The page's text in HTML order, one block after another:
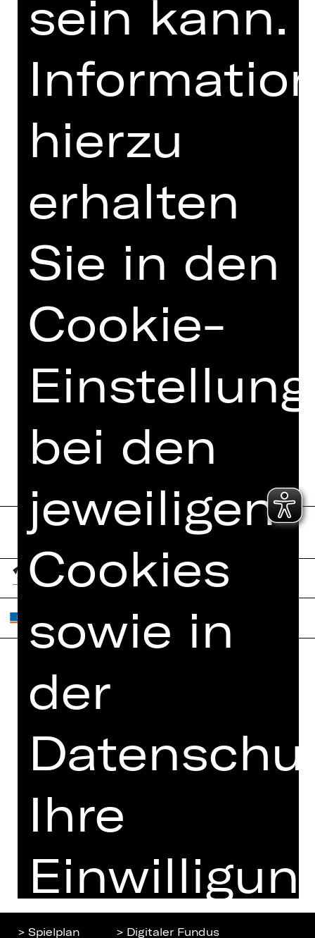
York Times).
DIGITALE STÜCKEINFÜHRUNG
zur Online-Einführung
TEAM
TERMINE UND BESETZUNG
FOTOS
MEHR DAZU IM DIGITALEN
FUNDUS
PROGRAMMHEFT
Home
Spielplan
Newsletter
Kartenkauf
Abos 26/27
Presse
AGB
> Spielplan > Digitaler Fundus
sein kann.
hierzu
erhalten
Sie in den
Cookie-
bei den
jeweiligen
Cookies
sowie in
der
Ihre